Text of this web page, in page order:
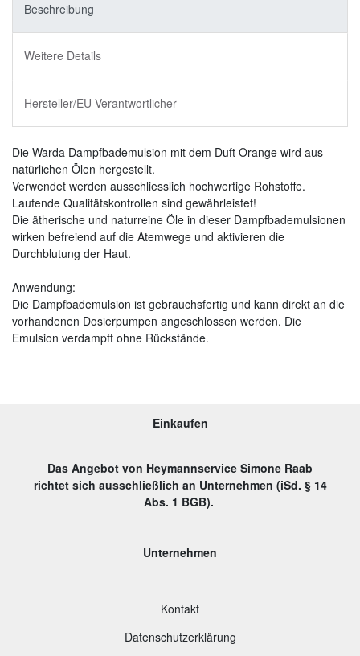
Beschreibung
Weitere Details
Hersteller/EU-Verantwortlicher
Die Warda Dampfbademulsion mit dem Duft Orange wird aus
natürlichen Ölen hergestellt.
Verwendet werden ausschliesslich hochwertige Rohstoffe.
Laufende Qualitätskontrollen sind gewährleistet!
Die ätherische und naturreine Öle in dieser Dampfbademulsionen
wirken befreiend auf die Atemwege und aktivieren die
Durchblutung der Haut.
Anwendung:
Die Dampfbademulsion ist gebrauchsfertig und kann direkt an die
vorhandenen Dosierpumpen angeschlossen werden. Die
Emulsion verdampft ohne Rückstände.
Einkaufen
Das Angebot von Heymannservice Simone Raab
richtet sich ausschließlich an Unternehmen (iSd. § 14
Abs. 1 BGB).
Unternehmen
Kontakt
Datenschutzerklärung